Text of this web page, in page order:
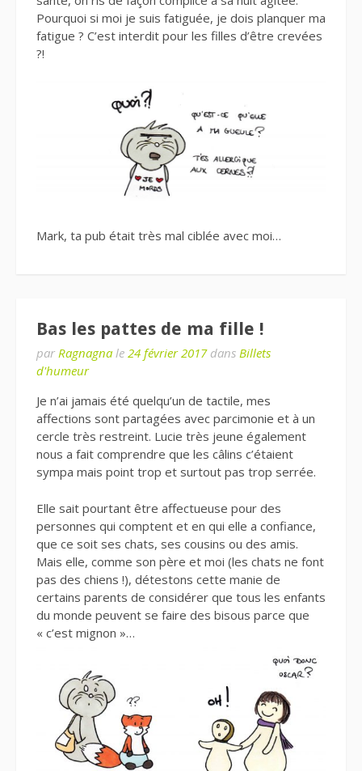
Pourquoi si moi je suis fatiguée, je dois planquer ma
fatigue ? C’est interdit pour les filles d’être crevées
?!
Mark, ta pub était très mal ciblée avec moi…
Bas les pattes de ma fille !
par Ragnagna le 24 février 2017dans Billets
d'humeur
Je n’ai jamais été quelqu’un de tactile, mes
affections sont partagées avec parcimonie et à un
cercle très restreint. Lucie très jeune également
nous a fait comprendre que les câlins c’étaient
sympa mais point trop et surtout pas trop serrée.
Elle sait pourtant être affectueuse pour des
personnes qui comptent et en qui elle a confiance,
que ce soit ses chats, ses cousins ou des amis.
Mais elle, comme son père et moi (les chats ne font
pas des chiens !), détestons cette manie de
certains parents de considérer que tous les enfants
du monde peuvent se faire des bisous parce que
« c’est mignon »…